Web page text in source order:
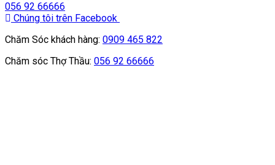
056 92 66666
Chúng tôi trên Facebook
Chăm Sóc khách hàng: 0909 465 822
Chăm sóc Thợ Thầu: 056 92 66666